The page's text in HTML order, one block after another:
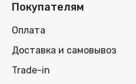
Покупателям
Оплата
Доставка и самовывоз
Trade-in